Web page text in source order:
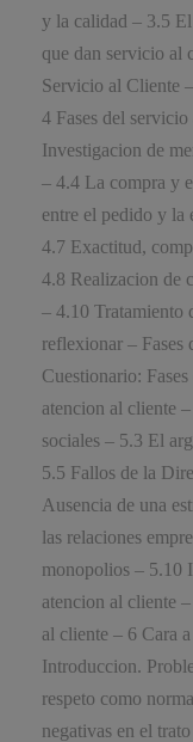
y la calidad – 3.5
que dan servicio al
Servicio al Cliente
4 Fases del
Investigacion de
– 4.4 La compra y
entre el pedido y la
4.7 Exactitud,
4.8 Realizacion de
– 4.10 Tratamiento
reflexionar – Fases
Cuestionario:
atencion al cliente
sociales – 5.3 El
5.5 Fallos de la
Ausencia de una
las relaciones
monopolios – 5.10
atencion al cliente
al cliente – 6 Cara
Introduccion.
respeto como
negativas en el